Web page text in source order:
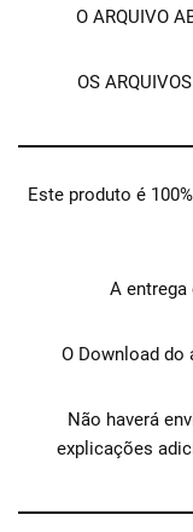
O ARQUIVO
OS
Este produto é
A
O Download do
Não haverá
explicações